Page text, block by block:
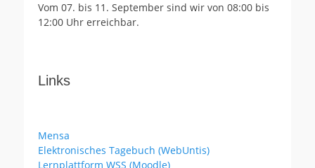
Vom 07. bis 11. September sind wir von 08:00 bis
12:00 Uhr erreichbar.
Links
Mensa
Elektronisches Tagebuch (WebUntis)
Lernplattform WSS (Moodle)